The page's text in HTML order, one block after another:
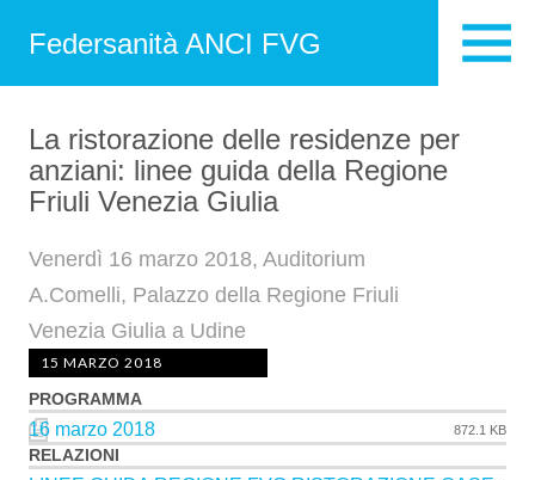
Federsanità ANCI FVG
La ristorazione delle residenze per
anziani: linee guida della Regione
Friuli Venezia Giulia
Venerdì 16 marzo 2018, Auditorium
A.Comelli, Palazzo della Regione Friuli
Venezia Giulia a Udine
15 MARZO 2018
PROGRAMMA
16 marzo 2018 872.1 KB
RELAZIONI